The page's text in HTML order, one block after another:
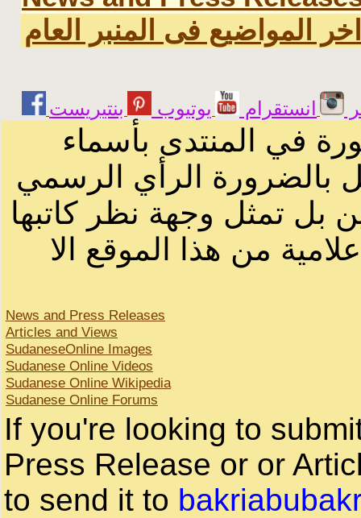
اخر المواضيع فى المنبر العام
انستقرام يوتيوب
في المنتدى بأسماء
بالضرورة الرأي الرسمي
بل تمثل وجهة نظر كاتبها
من هذا الموقع الا
News and Press Releases
Articles and Views
SudaneseOnline Images
Sudanese Online Videos
Sudanese Online Wikipedia
Sudanese Online Forums
If you're looking to
Press Release or or
to send it to